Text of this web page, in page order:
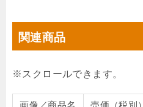
関連商品
画像／商品名 売価（税別）